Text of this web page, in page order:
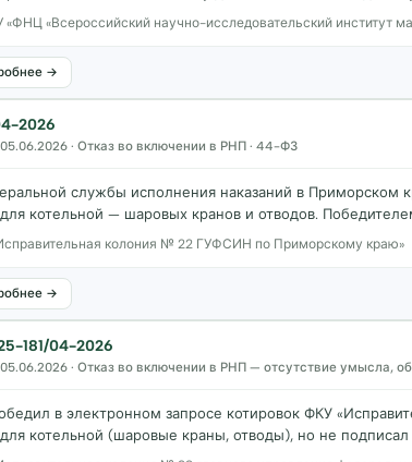
«Всероссийский научно-исследовательский институт
→
2026
· Отказ во включении в РНП · 44-ФЗ
службы исполнения наказаний в Приморском
котельной — шаровых кранов и отводов.
колония № 22 ГУФСИН по Приморскому краю»
→
181/04-2026
· Отказ во включении в РНП — отсутствие умысла,
в электронном запросе котировок ФКУ
котельной (шаровые краны, отводы), но не подписал